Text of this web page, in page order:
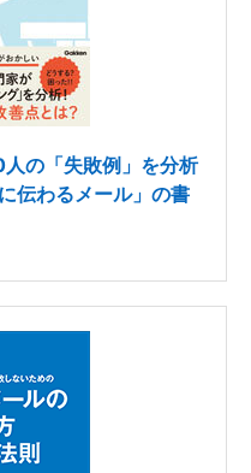
の「失敗例」を分析
伝わるメール」の書